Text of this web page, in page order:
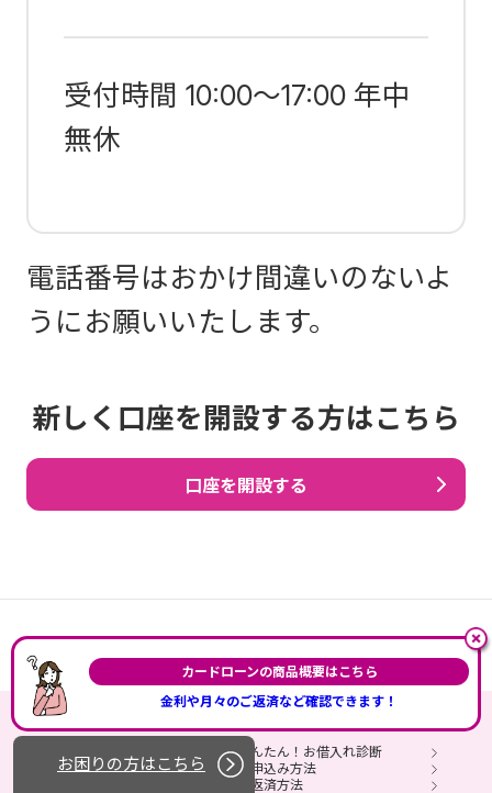
カードローンの商品概要はこちら
金利や月々のご返済など確認できます！
受付時間 10:00～17:00 年中
無休
電話番号はおかけ間違いのないよ
うにお願いいたします。
新しく口座を開設する方はこちら
口座を開設する
カードローントップ
かんたん！お借入れ診断
商品概要
お申込み方法
ご返済方法
お困りの方はこちら